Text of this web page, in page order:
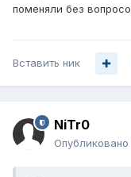
поменяли без
Вставить ник
NiTr0
Опубликовано